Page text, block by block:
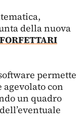
della nuova
permette
con
un quadro